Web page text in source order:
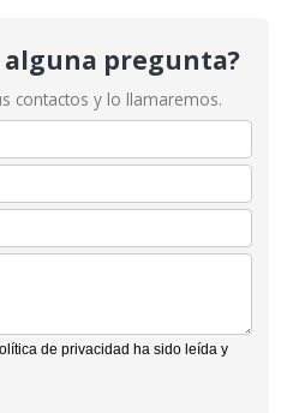
alguna pregunta?
contactos y lo llamaremos.
de privacidad ha sido leída y